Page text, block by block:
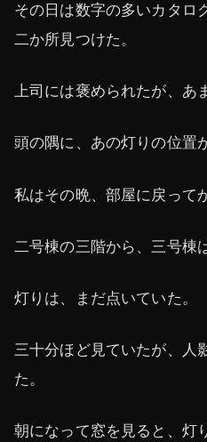
その日は数字の多いカタロ
二か所見つけた。
上司には褒められたが、あ
頭の隅に、あの灯りの位置
私はその晩、部屋に戻って
二号棟の三階から、三号棟
灯りは、まだ点いていた。
三十分ほど見ていたが、人
た。
朝になって窓を見ると、灯